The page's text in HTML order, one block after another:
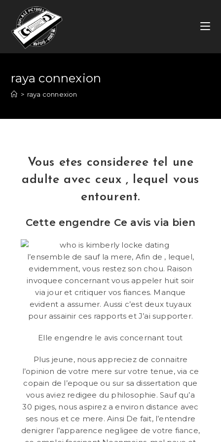
content
raya connexion
> raya connexion
Vous etes consideree tel une
adulte avec ceux , lequel vous
entourent.
Cette engendre Ce avis via bien
l’ensemble de sauf la mere, Afin de , lequel,
evidemment, vous restez son chou. Raison
invoquee concernant vous appeler huit soir
via jour et critiquer vos fiances. Manque
evident a assumer. Aussi c’est deux tuyaux
pour assainir ces rapports et J’ai supporter.
Elle engendre le avis concernant tout
Plus jeune, nous appreciez de connaitre
l’opinion de votre mere sur votre tenue, via ce
copain de l’epoque ou sur sa dissertation que
vous aviez redigee du philosophie. Sauf qu’a
30 piges, nous aspirez a environ distance avec
ses nous et ce mere. Ainsi De fait, l’entendre
denigrer l’apparence negligee de votre fiance,